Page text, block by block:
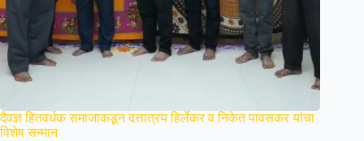
दैवज्ञ हितवर्धक समाजाकडून दत्तात्रय हिर्लेकर व निकेत पावसकर यांचा
विशेष सन्मान